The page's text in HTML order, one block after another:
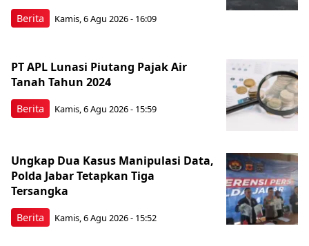
Berita Kamis, 6 Agu 2026 - 16:09
Berita
PT APL Lunasi Piutang Pajak Air
Tanah Tahun 2024
Kamis, 6 Agu 2026 - 15:59
Berita
Ungkap Dua Kasus Manipulasi Data,
Polda Jabar Tetapkan Tiga
Tersangka
Kamis, 6 Agu 2026 - 15:52